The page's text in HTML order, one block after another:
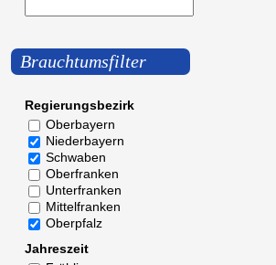
Brauchtumsfilter
Regierungsbezirk
Oberbayern
Niederbayern
Schwaben
Oberfranken
Unterfranken
Mittelfranken
Oberpfalz
Jahreszeit